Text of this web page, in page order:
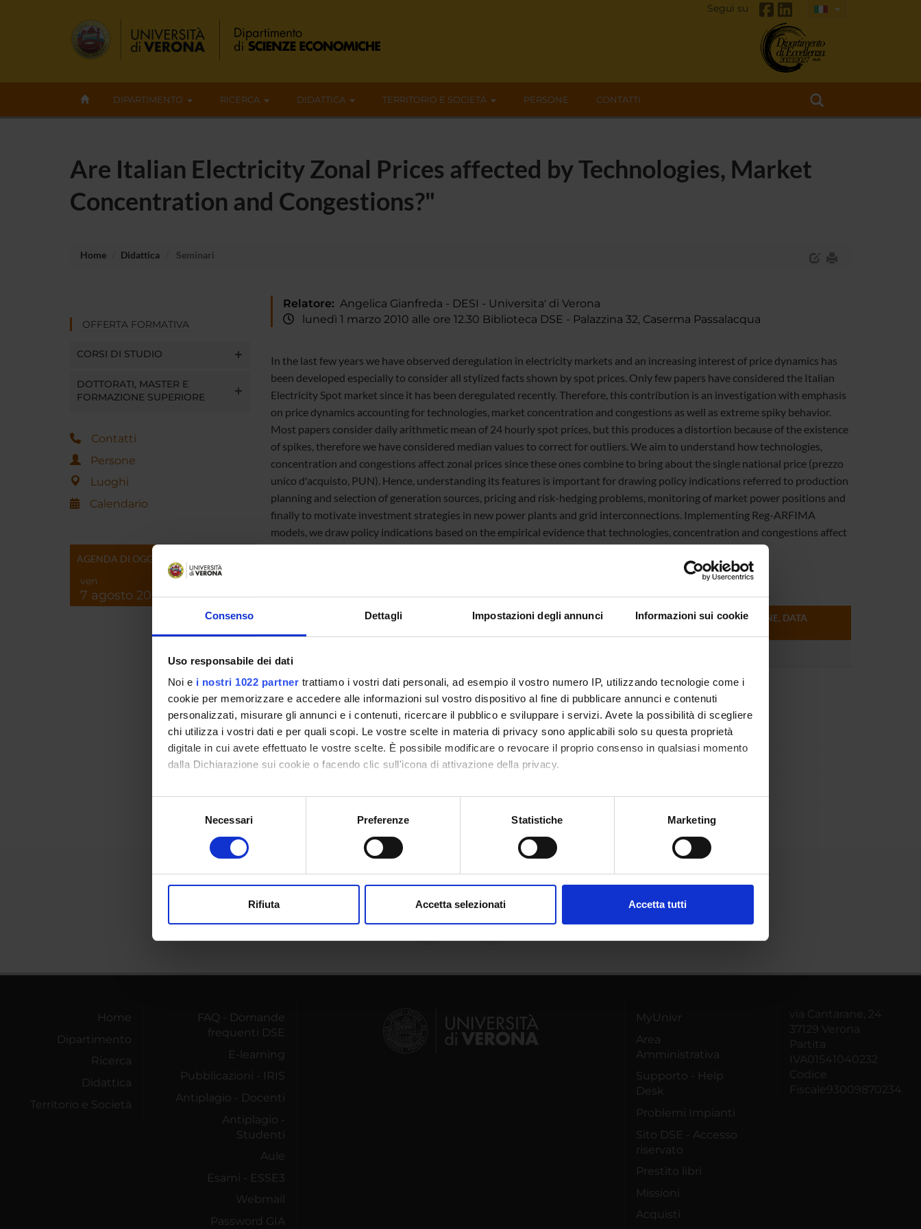
Consenso Dettagli Impostazioni degli annunci Informazioni sui cookie
Uso responsabile dei dati
Noi e i nostri 1022 partner trattiamo i vostri dati personali, ad esempio il vostro numero IP, utilizzando tecnologie come i
cookie per memorizzare e accedere alle informazioni sul vostro dispositivo al fine di pubblicare annunci e contenuti
personalizzati, misurare gli annunci e i contenuti, ricercare il pubblico e sviluppare i servizi. Avete la possibilità di scegliere
chi utilizza i vostri dati e per quali scopi. Le vostre scelte in materia di privacy sono applicabili solo su questa proprietà
digitale in cui avete effettuato le vostre scelte. È possibile modificare o revocare il proprio consenso in qualsiasi momento
dalla Dichiarazione sui cookie o facendo clic sull'icona di attivazione della privacy.
Con il tuo consenso, vorremmo anche:
raccogliere informazioni sulla tua posizione geografica, con un'approssimazione di qualche metro,
digitali).
modificare o ritirare il tuo consenso in qualsiasi momento dalla Dichiarazione sui cookie.
Necessari Preferenze Statistiche Marketing
Rifiuta Accetta selezionati Accetta tutti
Segui su
DIPARTIMENTO RICERCA DIDATTICA TERRITORIO E SOCIETÀ PERSONE CONTATTI
Are Italian Electricity Zonal Prices affected by Technologies, Market
Concentration and Congestions?"
Home Didattica Seminari
OFFERTA FORMATIVA
CORSI DI STUDIO
DOTTORATI, MASTER E
FORMAZIONE SUPERIORE
Contatti
Persone
Luoghi
Calendario
AGENDA DI OGGI
ven
7 agosto 2026
Relatore: Angelica Gianfreda - DESI - Universita' di Verona
lunedì 1 marzo 2010 alle ore 12.30 Biblioteca DSE - Palazzina 32, Caserma Passalacqua
In the last few years we have observed deregulation in electricity markets and an increasing interest of price dynamics has
been developed especially to consider all stylized facts shown by spot prices. Only few papers have considered the Italian
Electricity Spot market since it has been deregulated recently. Therefore, this contribution is an investigation with emphasis
on price dynamics accounting for technologies, market concentration and congestions as well as extreme spiky behavior.
Most papers consider daily arithmetic mean of 24 hourly spot prices, but this produces a distortion because of the existence
of spikes, therefore we have considered median values to correct for outliers. We aim to understand how technologies,
concentration and congestions affect zonal prices since these ones combine to bring about the single national price (prezzo
unico d'acquisto, PUN). Hence, understanding its features is important for drawing policy indications referred to production
planning and selection of generation sources, pricing and risk-hedging problems, monitoring of market power positions and
finally to motivate investment strategies in new power plants and grid interconnections. Implementing Reg-ARFIMA
models, we draw policy indications based on the empirical evidence that technologies, concentration and congestions affect
FORMATO (LINGUA, DIMENSIONE, DATA
Referente Angelo Zago
Condividi
Home
Dipartimento
Ricerca
Didattica
Territorio e Società
FAQ - Domande
frequenti DSE
E-learning
Pubblicazioni - IRIS
Antiplagio - Docenti
Antiplagio -
Studenti
Aule
Esami - ESSE3
Webmail
Password GIA
MyUnivr
Area
Amministrativa
Supporto - Help
Desk
Problemi Impianti
Sito DSE - Accesso
riservato
Prestito libri
Missioni
Acquisti
via Cantarane, 24
37129 Verona
Partita
IVA01541040232
Codice
Fiscale93009870234